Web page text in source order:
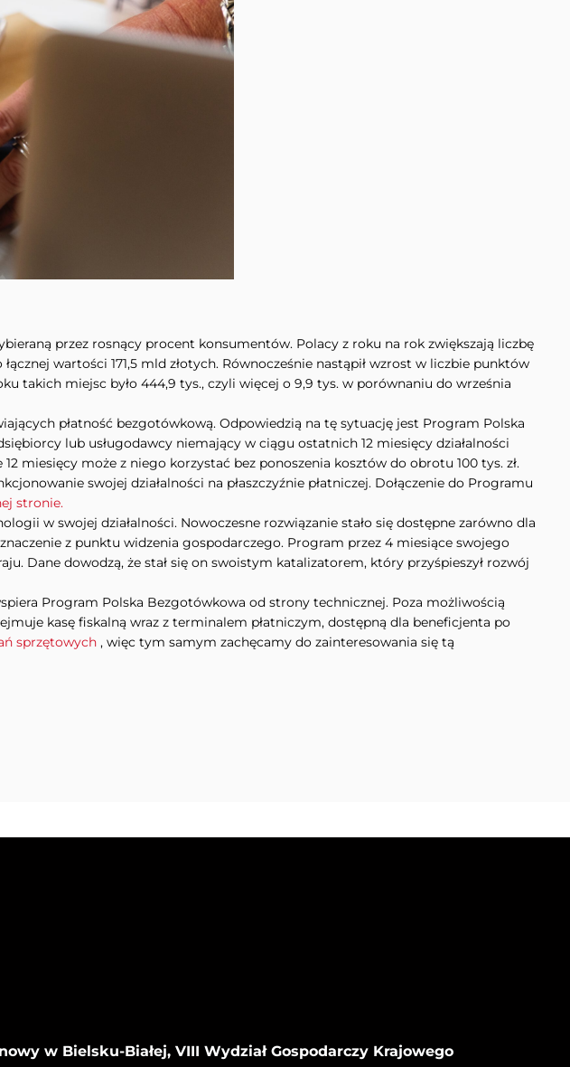
przez rosnący procent konsumentów. Polacy z roku na rok zwiększają liczbę
wartości 171,5 mld złotych. Równocześnie nastąpił wzrost w liczbie punktów
takich miejsc było 444,9 tys., czyli więcej o 9,9 tys. w porównaniu do września
płatność bezgotówkową. Odpowiedzią na tę sytuację jest Program Polska
lub usługodawcy niemający w ciągu ostatnich 12 miesięcy działalności
może z niego korzystać bez ponoszenia kosztów do obrotu 100 tys. zł.
swojej działalności na płaszczyźnie płatniczej. Dołączenie do Programu
stronie.
w swojej działalności. Nowoczesne rozwiązanie stało się dostępne zarówno dla
z punktu widzenia gospodarczego. Program przez 4 miesiące swojego
Dane dowodzą, że stał się on swoistym katalizatorem, który przyśpieszył rozwój
Program Polska Bezgotówkowa od strony technicznej. Poza możliwością
kasę fiskalną wraz z terminalem płatniczym, dostępną dla beneficjenta po
sprzętowych , więc tym samym zachęcamy do zainteresowania się tą
w Bielsku-Białej, VIII Wydział Gospodarczy Krajowego